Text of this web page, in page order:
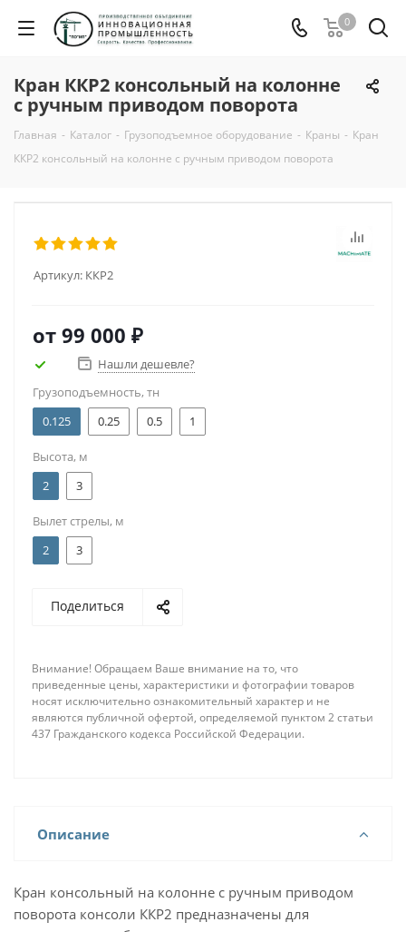
0
Кран ККР2 консольный на колонне
с ручным приводом поворота
Главная - Каталог - Грузоподъемное оборудование - Краны - Кран
ККР2 консольный на колонне с ручным приводом поворота
Артикул: ККР2
от 99 000 ₽
Нашли дешевле?
Грузоподъемность, тн
0.125
0.25 0.5 1
Высота, м
2
3
Вылет стрелы, м
2
3
Поделиться
Внимание! Обращаем Ваше внимание на то, что
приведенные цены, характеристики и фотографии товаров
носят исключительно ознакомительный характер и не
являются публичной офертой, определяемой пунктом 2 статьи
437 Гражданского кодекса Российской Федерации.
Описание
Кран консольный на колонне с ручным приводом
поворота консоли ККР2 предназначены для